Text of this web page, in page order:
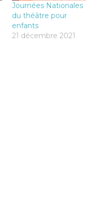
Journées Nationales
du théâtre pour
enfants
21 décembre 2021